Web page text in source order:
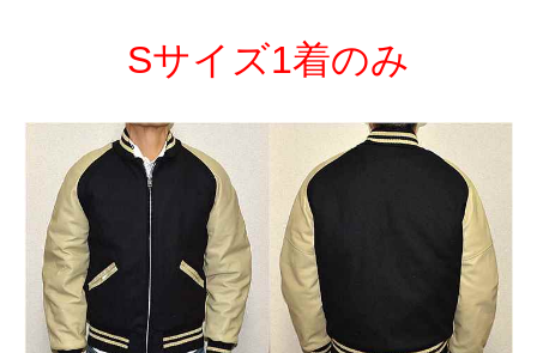
Sサイズ1着のみ